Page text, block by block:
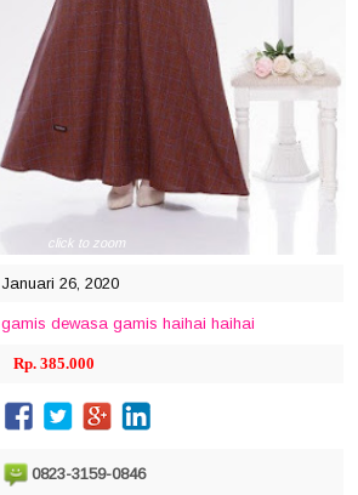
click to zoom
Januari 26, 2020
gamis dewasa gamis haihai haihai
Rp. 385.000
0823-3159-0846